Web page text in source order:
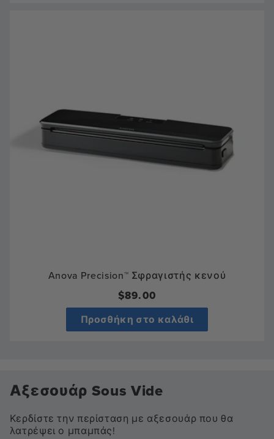
Anova Precision™ Σφραγιστής κενού
Κανονική
τιμή
$89.00
Προσθήκη στο καλάθι
Αξεσουάρ Sous Vide
Κερδίστε την περίσταση με αξεσουάρ που θα
λατρέψει ο μπαμπάς!